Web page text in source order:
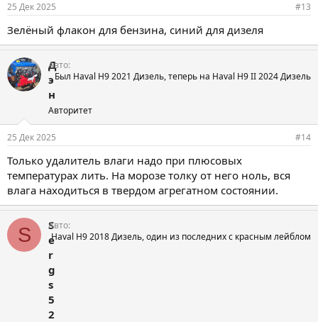
25 Дек 2025 #13
Зелёный флакон для бензина, синий для дизеля
Д
э
н
Авторитет
Авто
Был Haval H9 2021 Дизель, теперь на Haval H9 II 2024 Дизель
25 Дек 2025 #14
Только удалитель влаги надо при плюсовых
температурах лить. На морозе толку от него ноль, вся
влага находиться в твердом агрегатном состоянии.
S
S
e
r
g
s
5
2
Авто
Haval H9 2018 Дизель, один из последних с красным лейблом